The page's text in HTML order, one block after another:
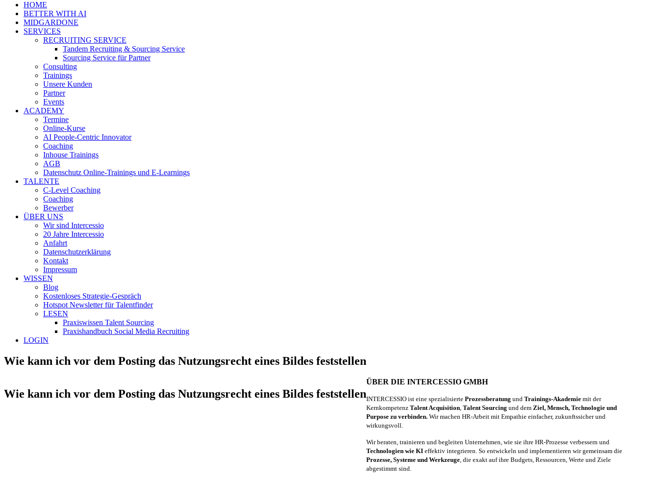
HOME
BETTER WITH AI
MIDGARDONE
SERVICES
RECRUITING SERVICE
Tandem Recruiting & Sourcing Service
Sourcing Service für Partner
Consulting
Trainings
Unsere Kunden
Partner
Events
ACADEMY
Termine
Online-Kurse
AI People-Centric Innovator
Coaching
Inhouse Trainings
AGB
Datenschutz Online-Trainings und E-Learnings
TALENTE
C-Level Coaching
Coaching
Bewerber
ÜBER UNS
Wir sind Intercessio
20 Jahre Intercessio
Anfahrt
Datenschutzerklärung
Kontakt
Impressum
WISSEN
Blog
Kostenloses Strategie-Gespräch
Hotspot Newsletter für Talentfinder
LESEN
Praxiswissen Talent Sourcing
Praxishandbuch Social Media Recruiting
LOGIN
Wie kann ich vor dem Posting das Nutzungsrecht eines Bildes feststellen
Wie kann ich vor dem Posting das Nutzungsrecht eines Bildes feststellen
ÜBER DIE INTERCESSIO GMBH
INTERCESSIO ist eine spezialisierte Prozessberatung und Trainings-Akademie mit der
Kernkompetenz Talent Acquisition Talent Sourcing und dem Ziel, Mensch, Technologie und
Purpose zu verbinden. Wir machen HR-Arbeit mit Empathie einfacher, zukunftssicher und
wirkungsvoll.
Wir beraten, trainieren und begleiten Unternehmen, wie sie ihre HR-Prozesse verbessern und
Technologien wie KI effektiv integrieren. So entwickeln und implementieren wir gemeinsam die
Prozesse, Systeme und Werkzeuge , die exakt auf ihre Budgets, Ressourcen, Werte und Ziele
abgestimmt sind.